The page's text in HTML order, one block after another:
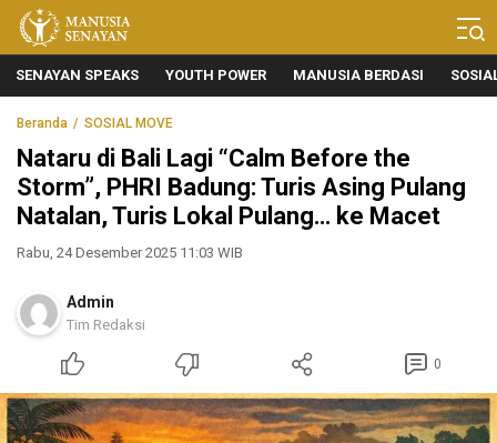
Manusia Senayan
Manusia Bicara, Senayan Bersuara
SENAYAN SPEAKS YOUTH POWER MANUSIA BERDASI
Beranda SOSIAL MOVE
Nataru di Bali Lagi “Calm Before the
Storm”, PHRI Badung: Turis Asing Pulang
Natalan, Turis Lokal Pulang… ke Macet
Rabu, 24 Desember 2025 11:03 WIB
Admin
Tim Redaksi
0